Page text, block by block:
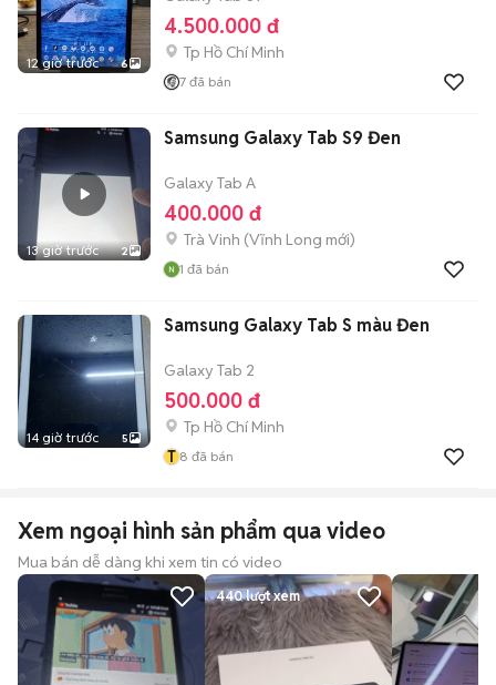
12 giờ trước 6
4.500.000 đ
Tp Hồ Chí Minh
7 đã bán
13 giờ trước 2
Samsung Galaxy Tab S9 Đen
Galaxy Tab A
400.000 đ
Trà Vinh (Vĩnh Long mới)
1 đã bán
14 giờ trước 5
Samsung Galaxy Tab S màu Đen
Galaxy Tab 2
500.000 đ
Tp Hồ Chí Minh
T 8 đã bán
Xem ngoại hình sản phẩm qua video
Mua bán dễ dàng khi xem tin có video
440lượt xem